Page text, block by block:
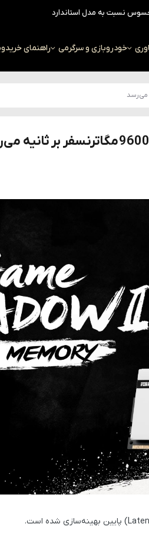
خودروبازی و سرگرمی راهنمای خرید